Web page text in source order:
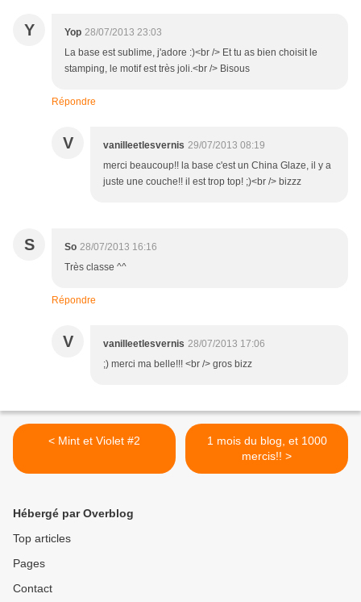
Y Yop 28/07/2013 23:03
La base est sublime, j'adore :)<br /> Et tu as bien choisit le
stamping, le motif est très joli.<br /> Bisous
Répondre
V vanilleetlesvernis 29/07/2013 08:19
merci beaucoup!! la base c'est un China Glaze, il y a
juste une couche!! il est trop top! ;)<br /> bizzz
S So 28/07/2013 16:16
Très classe ^^
Répondre
V vanilleetlesvernis 28/07/2013 17:06
;) merci ma belle!!! <br /> gros bizz
< Mint et Violet #2
1 mois du blog, et 1000
mercis!! >
Hébergé par Overblog
Top articles
Pages
Contact